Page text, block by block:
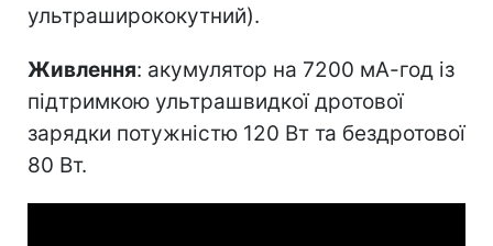
ультраширококутний).
Живлення: акумулятор на 7200 мА-год із
підтримкою ультрашвидкої дротової
зарядки потужністю 120 Вт та бездротової
80 Вт.